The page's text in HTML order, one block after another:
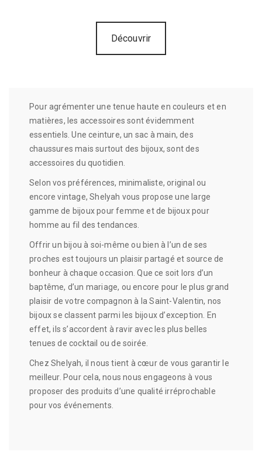
Découvrir
Pour agrémenter une tenue haute en couleurs et en
matières, les accessoires sont évidemment
essentiels. Une ceinture, un sac à main, des
chaussures mais surtout des bijoux, sont des
accessoires du quotidien.
Selon vos préférences, minimaliste, original ou
encore vintage, Shelyah vous propose une large
gamme de bijoux pour femme et de bijoux pour
homme au fil des tendances.
Offrir un bijou à soi-même ou bien à l’un de ses
proches est toujours un plaisir partagé et source de
bonheur à chaque occasion.Que ce soit lors d’un
baptême, d’un mariage, ou encore pour le plus grand
plaisir de votre compagnon à la Saint-Valentin, nos
bijoux se classent parmi les bijoux d’exception.
En
effet, ils s’accordent à ravir avec les plus belles
tenues de cocktail ou de soirée.
Chez Shelyah, il nous tient à cœur de vous garantir le
meilleur. Pour cela, nous nous engageons à vous
proposer des produits d’une qualité irréprochable
pour vos événements.